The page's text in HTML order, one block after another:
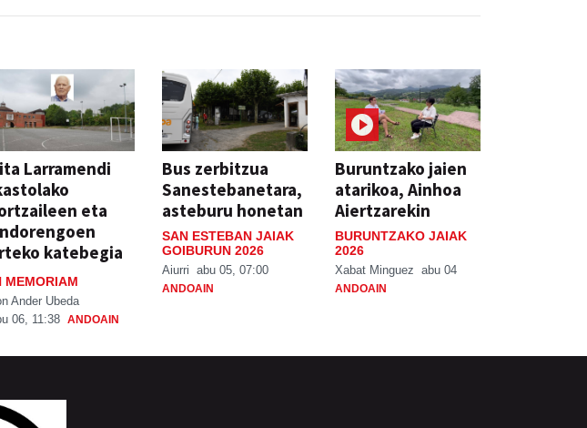
Larramendi
eta
katebegia
MEMORIAM
Ander Ubeda
06, 11:38 ANDOAIN
Bus zerbitzua
Sanestebanetara,
asteburu honetan
SAN ESTEBAN JAIAK
GOIBURUN 2026
Aiurri abu 05, 07:00
ANDOAIN
Buruntzako jaien
atarikoa, Ainhoa
Aiertzarekin
BURUNTZAKO JAIAK
2026
Xabat Minguez abu 04
ANDOAIN